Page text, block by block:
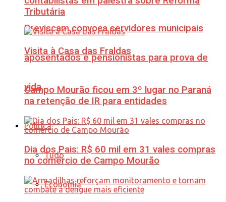
Previscam convoca servidores municipais
aposentados e pensionistas para prova de
vida
Política
Tudo
Economia
Tributária
Visita à Casa das Fraldas
Campo Mourão ficou em 3º lugar no Paraná
na retenção de IR para entidades
Dia dos Pais: R$ 60 mil em 31 vales compras
no comércio de Campo Mourão